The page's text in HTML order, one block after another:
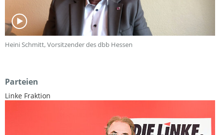
Heini Schmitt, Vorsitzender des dbb Hessen
Parteien
Linke Fraktion